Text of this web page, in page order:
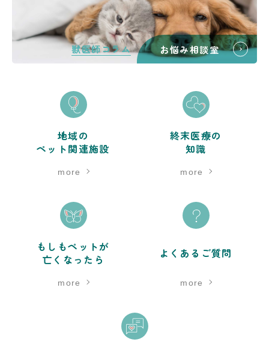
獣医師コラム お悩み相談室
地域の
ペット関連施設
more
終末医療の
知識
more
もしもペットが
亡くなったら
more
よくあるご質問
more